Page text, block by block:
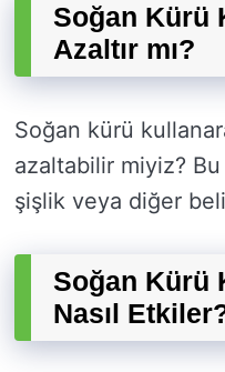
Soğan Kürü
Azaltır mı?
Soğan kürü
azaltabilir miyiz?
şişlik veya diğer
Soğan Kürü
Nasıl